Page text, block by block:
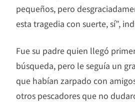
pequeños, pero
esta tragedia con suerte, sí”,
Fue su padre quien llegó
búsqueda, pero le seguía un
que habían zarpado con
otros pescadores que no